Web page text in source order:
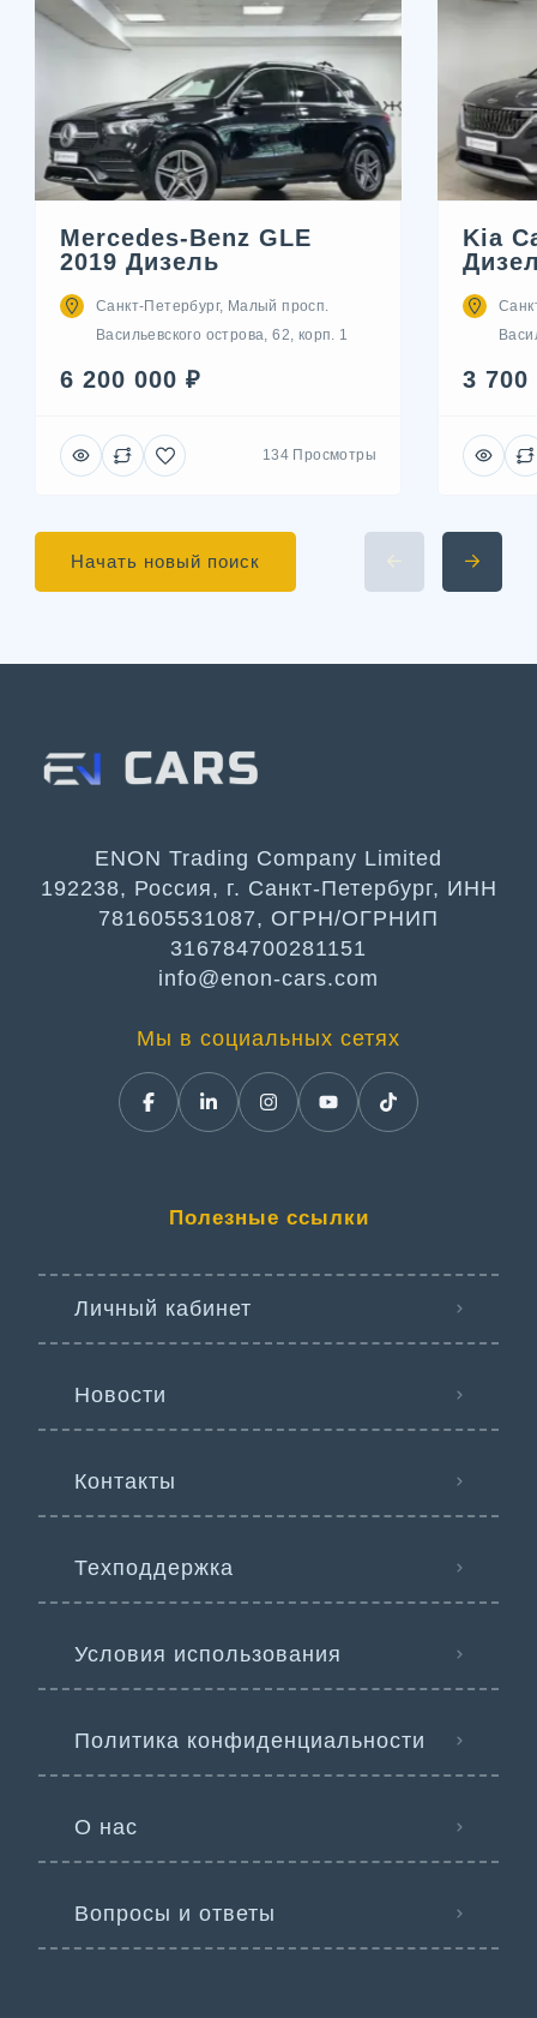
Mercedes-Benz GLE
2019 Дизель
Санкт-Петербург, Малый просп.
Васильевского острова, 62, корп. 1
6 200 000 ₽
134 Просмотры
Kia
3 700
Начать новый поиск
ENON Trading Company Limited
192238, Россия, г. Санкт-Петербург, ИНН
781605531087, ОГРН/ОГРНИП
316784700281151
info@enon-cars.com
Мы в социальных сетях
Полезные ссылки
Личный кабинет
Новости
Контакты
Техподдержка
Условия использования
Политика конфиденциальности
О нас
Вопросы и ответы